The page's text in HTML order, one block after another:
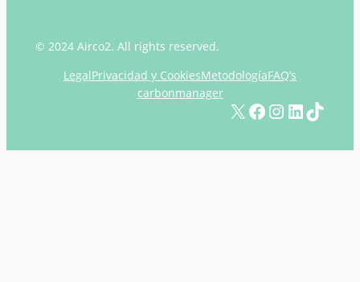
© 2024 Airco2. All rights reserved.
LegalPrivacidad y CookiesMetodologíaFAQ’s
carbonmanager
X Facebook InstagramLinkedIn TikTok